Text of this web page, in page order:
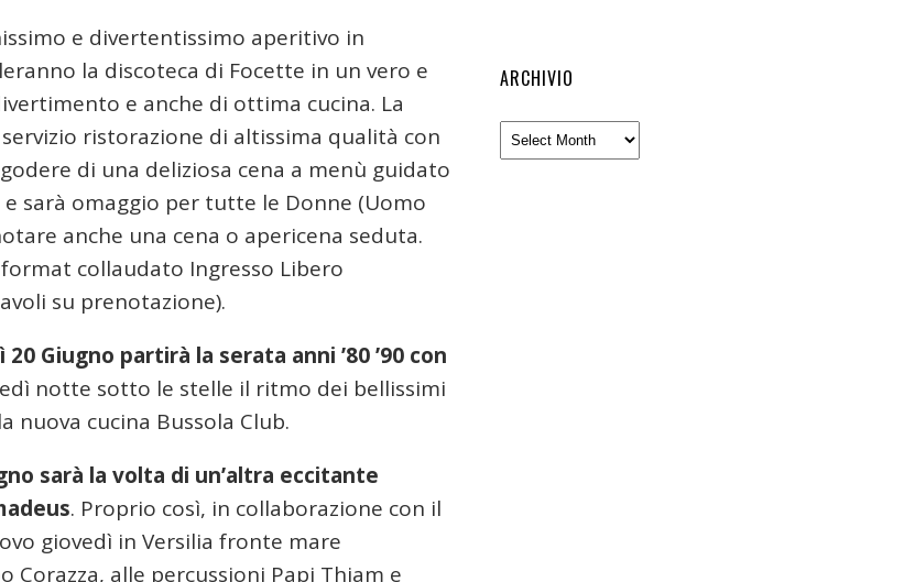
e divertentissimo aperitivo in
la discoteca di Focette in un vero e
e anche di ottima cucina. La
ristorazione di altissima qualità con
di una deliziosa cena a menù guidato
sarà omaggio per tutte le Donne (Uomo
anche una cena o apericena seduta.
collaudato Ingresso Libero
su prenotazione).
Giugno partirà la serata anni ’80 ’90 con
notte sotto le stelle il ritmo dei bellissimi
nuova cucina Bussola Club.
sarà la volta di un’altra eccitante
. Proprio così, in collaborazione con il
giovedì in Versilia fronte mare
Corazza, alle percussioni Papi Thiam e
ARCHIVIO
Archivio